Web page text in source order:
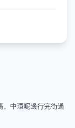
。中環呢邊行完街過